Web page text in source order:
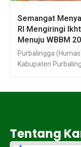
Semangat
RI Mengiringi
Menuju WBBM
Purbalingga
Kabupaten
Tentang